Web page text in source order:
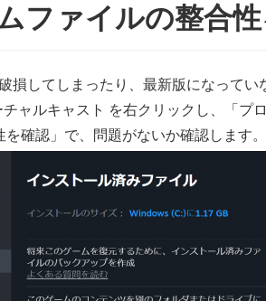
ファイルの整合
損してしまったり、最新版になってい
ャルキャスト を右クリックし、「プ
確認」で、問題がないか確認します。